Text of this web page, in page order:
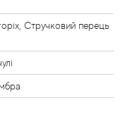
Стручковий перець